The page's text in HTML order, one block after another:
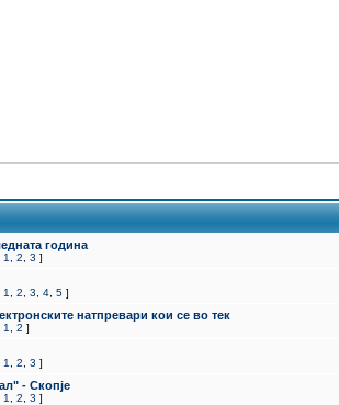
година
1 2 3 ]
1 2 3 4 5 ]
натпревари кои се во тек
1 2 ]
1 2 3 ]
- Скопје
1 2 3 ]